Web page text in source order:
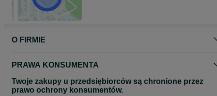
O FIRMIE
PRAWA KONSUMENTA
Twoje zakupy u przedsiębiorców są chronione przez
prawo ochrony konsumentów.